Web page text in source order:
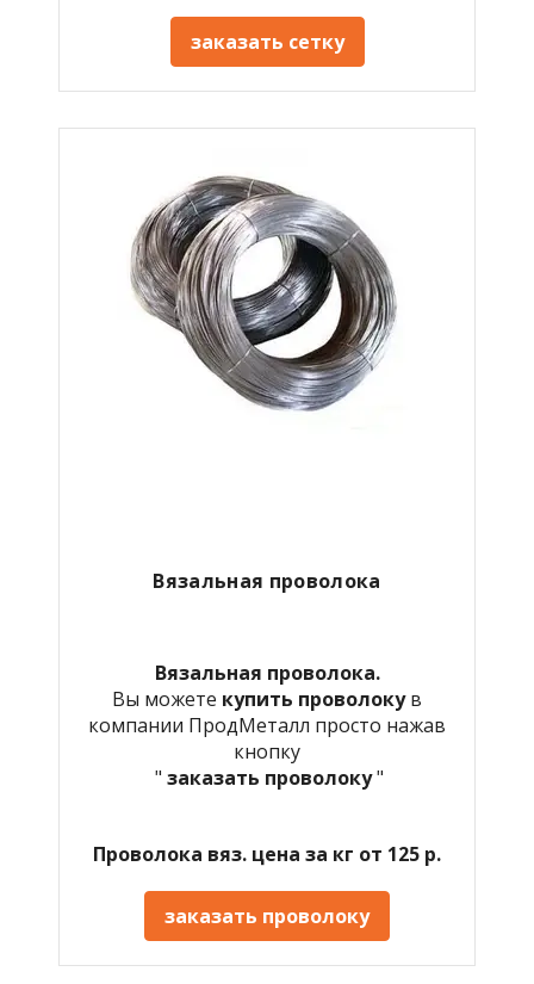
заказать сетку
Вязальная проволока
Вязальная проволока.
Вы можете купить проволокув
компании ПродМеталл просто нажав
кнопку
" заказать проволоку"
Проволока вяз. цена за кг от 125 р.
заказать проволоку